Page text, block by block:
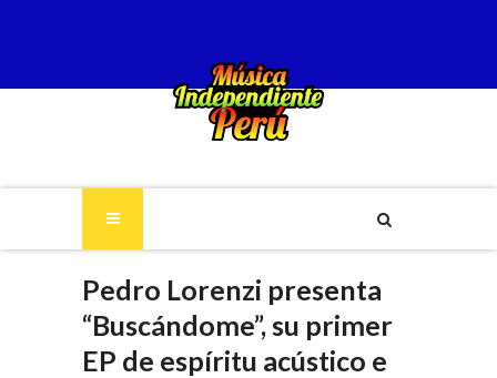
Pedro Lorenzi presenta
“Buscándome”, su primer
EP de espíritu acústico e